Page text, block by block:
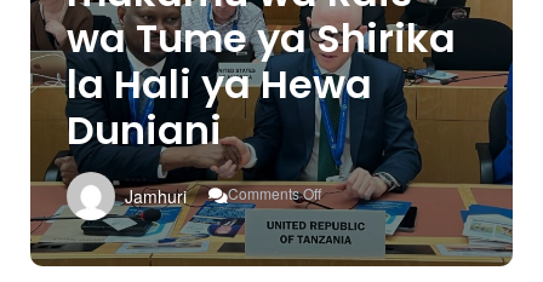
wa Tume ya Shirika
la Hali ya Hewa
Duniani
Jamhuri Comments Off
On
Tanzania
Yachaguliwa
Makamu